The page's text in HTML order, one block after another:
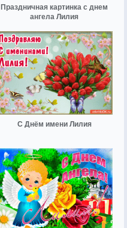
Праздничная картинка с днем
ангела Лилия
С Днём имени Лилия